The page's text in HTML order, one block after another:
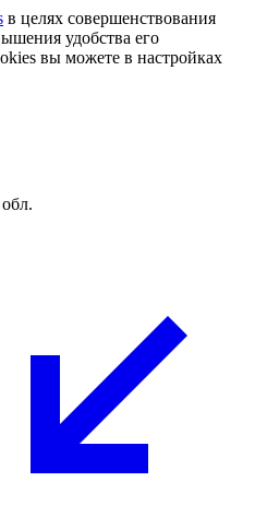
в целях совершенствования
удобства его
вы можете в настройках